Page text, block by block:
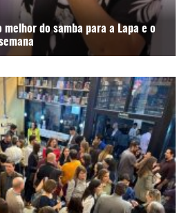
melhor do samba para a Lapa e o